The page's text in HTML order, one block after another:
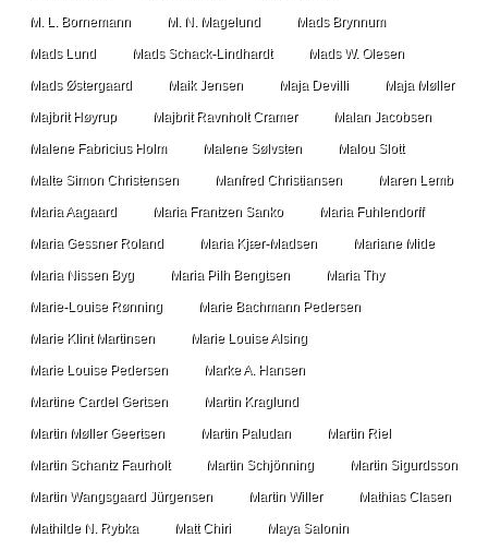
M. L. Bornemann M. N. Magelund Mads Brynnum
Mads Lund Mads Schack-Lindhardt Mads W. Olesen
Mads Østergaard Maik Jensen Maja Devilli Maja Møller
Majbrit Høyrup Majbrit Ravnholt Cramer Malan Jacobsen
Malene Fabricius Holm Malene Sølvsten Malou Slott
Malte Simon Christensen Manfred Christiansen Maren Lemb
Maria Aagaard Maria Frantzen Sanko Maria Fuhlendorff
Maria Gessner Roland Maria Kjær-Madsen Mariane Mide
Maria Nissen Byg Maria Pilh Bengtsen Maria Thy
Marie-Louise Rønning Marie Bachmann Pedersen
Marie Klint Martinsen Marie Louise Alsing
Marie Louise Pedersen Marke A. Hansen
Martine Cardel Gertsen Martin Kraglund
Martin Møller Geertsen Martin Paludan Martin Riel
Martin Schantz Faurholt Martin Schjönning Martin Sigurdsson
Martin Wangsgaard Jürgensen Martin Willer Mathias Clasen
Mathilde N. Rybka Matt Chiri Maya Salonin